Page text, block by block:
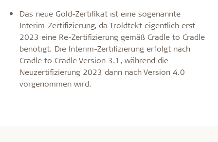
Das neue Gold-Zertifikat ist eine sogenannte
Interim-Zertifizierung, da Troldtekt eigentlich erst
2023 eine Re-Zertifizierung gemäß Cradle to Cradle
benötigt. Die Interim-Zertifizierung erfolgt nach
Cradle to Cradle Version 3.1, während die
Neuzertifizierung 2023 dann nach Version 4.0
vorgenommen wird.